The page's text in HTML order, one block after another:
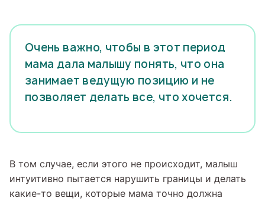
Очень важно, чтобы в этот период
мама дала малышу понять, что она
занимает ведущую позицию и не
позволяет делать все, что хочется.
В том случае, если этого не происходит, малыш
интуитивно пытается нарушить границы и делать
какие-то вещи, которые мама точно должна